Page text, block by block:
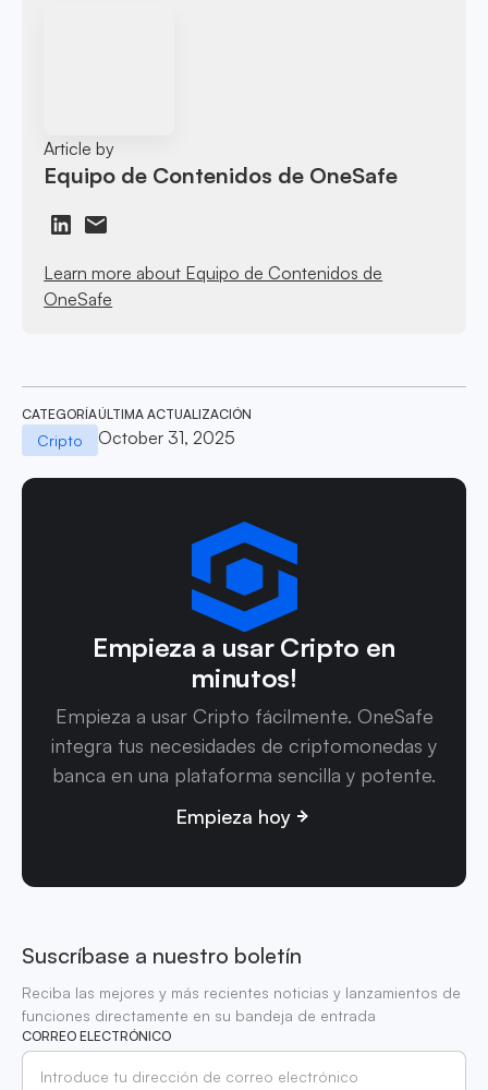
Article by
Equipo de Contenidos de OneSafe
Learn more about Equipo de Contenidos de
OneSafe
CATEGORÍA
Cripto
ÚLTIMA ACTUALIZACIÓN
October 31, 2025
Empieza a usar Cripto en
minutos!
Empieza a usar Cripto fácilmente. OneSafe
integra tus necesidades de criptomonedas y
banca en una plataforma sencilla y potente.
Empieza hoy
Suscríbase a nuestro boletín
Reciba las mejores y más recientes noticias y lanzamientos de
funciones directamente en su bandeja de entrada
CORREO ELECTRÓNICO